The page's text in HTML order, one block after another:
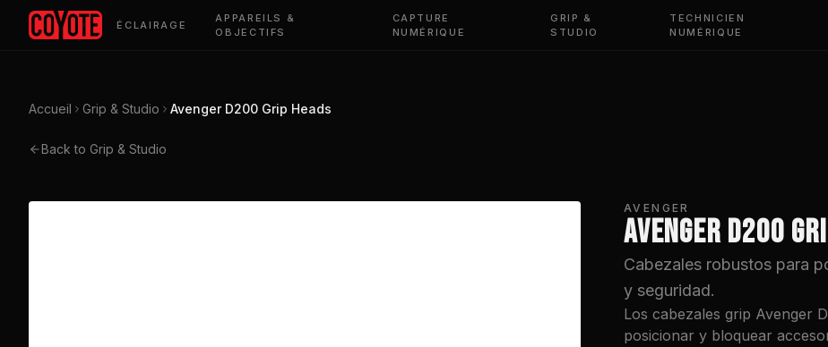
ÉCLAIRAGE
APPAREILS &
OBJECTIFS
CAPTURE
NUMÉRIQUE
GRIP &
STUDIO
TECHNICIEN
NUMÉRIQUE
Accueil Grip & Studio Avenger D200 Grip Heads
Back to Grip & Studio
AVENGER
AVENGER D200
Cabezales robustos para
y seguridad.
Los cabezales grip Avenger
posicionar y bloquear